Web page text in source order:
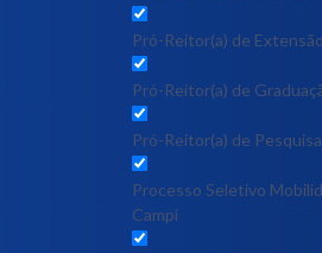
Pró-Reitor(a) de Extensão
Pró-Reitor(a) de
Pró-Reitor(a) de
Processo Seletivo
Campi